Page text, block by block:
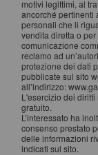
motivi legittimi, al
ancorché pertinenti
personali che li
vendita diretta o
comunicazione
reclamo ad
protezione dei dati
pubblicate sul sito
all’indirizzo:
L'esercizio dei
gratuito.
L’interessato ha
consenso prestato
delle informazioni
indicati sul sito.